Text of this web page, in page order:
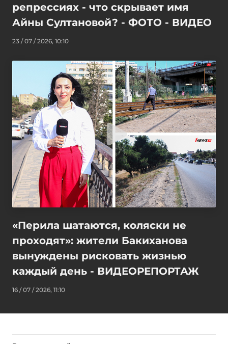
репрессиях - что скрывает имя
Айны Султановой? - ФОТО - ВИДЕО
23 / 07 / 2026, 10:10
«Перила шатаются, коляски не
проходят»: жители Бакиханова
вынуждены рисковать жизнью
каждый день - ВИДЕОРЕПОРТАЖ
16 / 07 / 2026, 11:10